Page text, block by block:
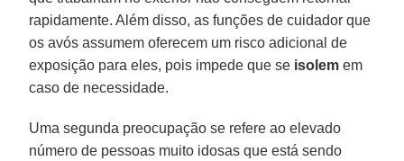
rapidamente. Além disso, as funções de cuidador que
os avós assumem oferecem um risco adicional de
exposição para eles, pois impede que se isolem em
caso de necessidade.
Uma segunda preocupação se refere ao elevado
número de pessoas muito idosas que está sendo